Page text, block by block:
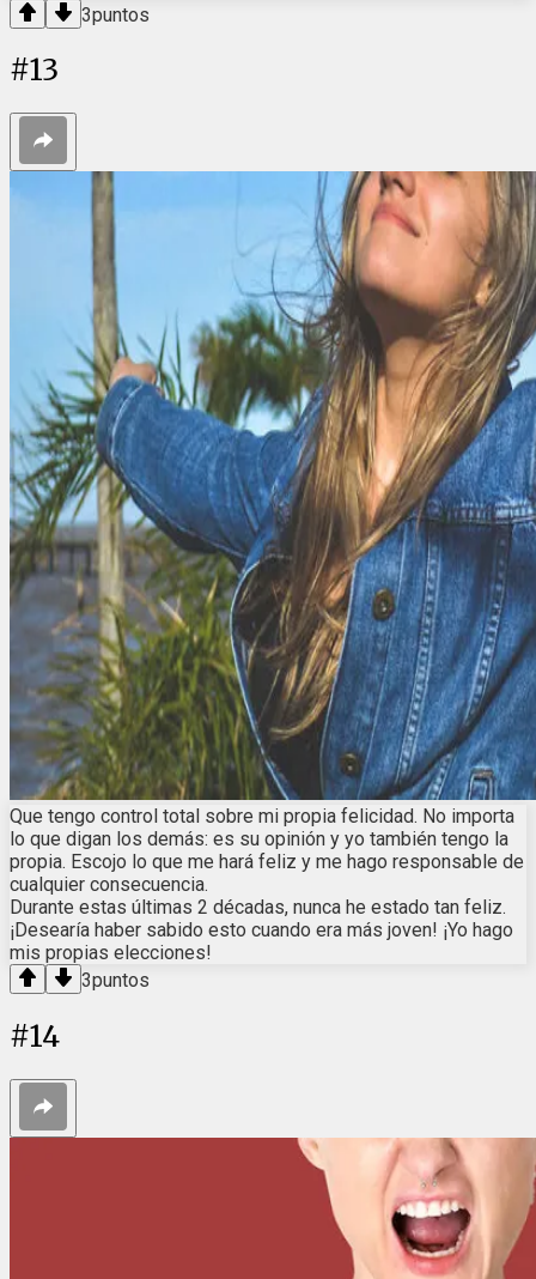
3puntos
#13
Que tengo control total sobre mi propia felicidad. No importa
lo que digan los demás: es su opinión y yo también tengo la
propia. Escojo lo que me hará feliz y me hago responsable de
cualquier consecuencia.
Durante estas últimas 2 décadas, nunca he estado tan feliz.
¡Desearía haber sabido esto cuando era más joven! ¡Yo hago
mis propias elecciones!
3puntos
#14